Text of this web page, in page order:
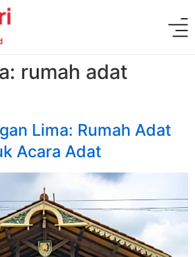
rumah adat
Lima: Rumah Adat
Acara Adat